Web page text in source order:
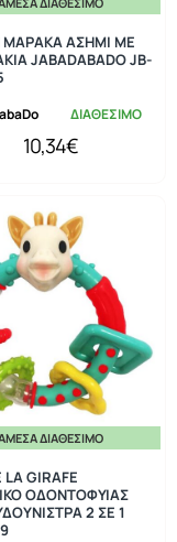
ΔΙΑΘΕΣΙΜΟ
ΜΑΡΑΚΑ ΑΣΗΜΙ ΜΕ
JABADABADO JB-
10,34€
ΔΙΑΘΈΣΙΜΟ
LA GIRAFE
ΟΔΟΝΤΟΦΥΙΑΣ
2 ΣΕ 1